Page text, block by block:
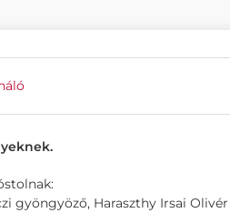
gyöngyöző, Haraszthy Irsai Olivér